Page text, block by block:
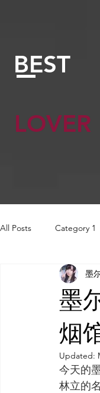
BEST
LOVER
All Posts Category 1
AI 工
AI 新闻
墨
烟
墨
Updated:
今天的
林立的